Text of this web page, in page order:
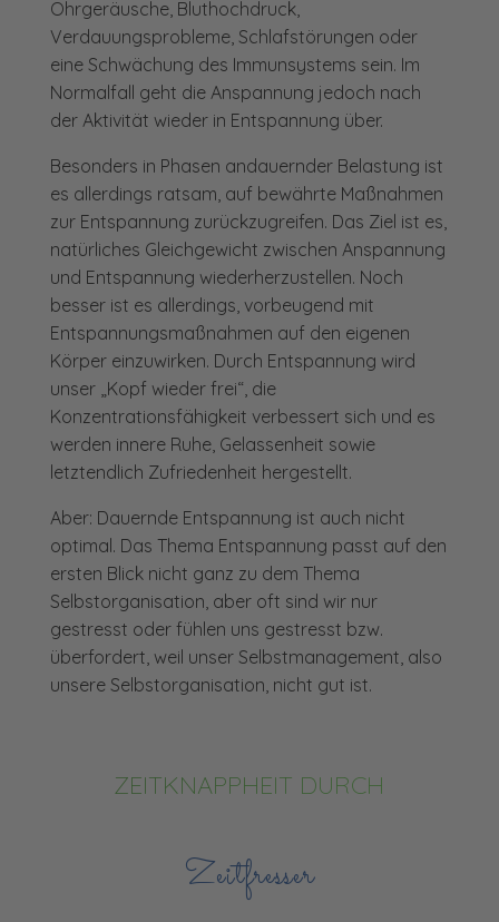
Ohrgeräusche, Bluthochdruck,
Verdauungsprobleme, Schlafstörungen oder
eine Schwächung des Immunsystems sein. Im
Normalfall geht die Anspannung jedoch nach
der Aktivität wieder in Entspannung über.
Besonders in Phasen andauernder Belastung ist
es allerdings ratsam, auf bewährte Maßnahmen
zur Entspannung zurückzugreifen. Das Ziel ist es,
natürliches Gleichgewicht zwischen Anspannung
und Entspannung wiederherzustellen. Noch
besser ist es allerdings, vorbeugend mit
Entspannungsmaßnahmen auf den eigenen
Körper einzuwirken. Durch Entspannung wird
unser „Kopf wieder frei“, die
Konzentrationsfähigkeit verbessert sich und es
werden innere Ruhe, Gelassenheit sowie
letztendlich Zufriedenheit hergestellt.
Aber: Dauernde Entspannung ist auch nicht
optimal. Das Thema Entspannung passt auf den
ersten Blick nicht ganz zu dem Thema
Selbstorganisation, aber oft sind wir nur
gestresst oder fühlen uns gestresst bzw.
überfordert, weil unser Selbstmanagement, also
unsere Selbstorganisation, nicht gut ist.
ZEITKNAPPHEIT DURCH
Zeitfresser